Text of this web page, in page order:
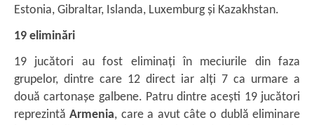
Estonia, Gibraltar, Islanda, Luxemburg și Kazakhstan.
19 eliminări
19 jucători au fost eliminați în meciurile din faza
grupelor, dintre care 12 direct iar alți 7 ca urmare a
două cartonașe galbene. Patru dintre acești 19 jucători
reprezintăArmenia, care a avut câte o dublă eliminare